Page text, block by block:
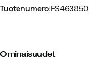
Tuotenumero:FS463850
Ominaisuudet